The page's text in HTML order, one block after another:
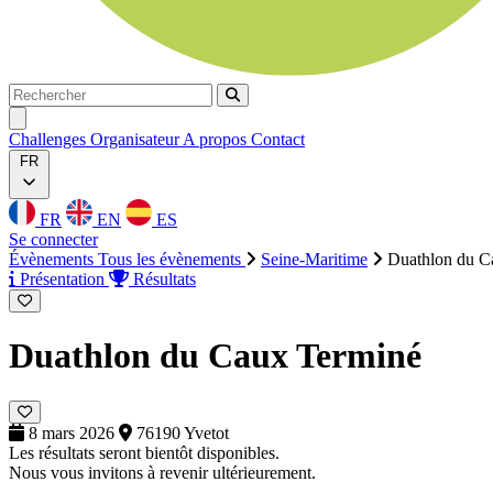
Rechercher
Rechercher
Challenges OrganisateurA propos Contact
FR
FR EN
ES
Se connecter
Évènements Tous les évènements Seine-Maritime
Duathlon du
Présentation
Résultats
Duathlon du CauxTerminé
8 mars 2026
76190 Yvetot
Les résultats seront bientôt disponibles.
Nous vous invitons à revenir ultérieurement.